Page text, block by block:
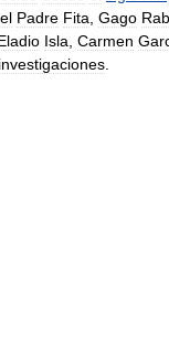
el Padre Fita, Gago
Isla, Carmen
investigaciones.